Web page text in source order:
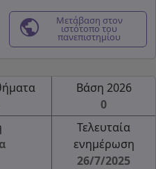
public Μετάβαση στον
ιστότοπο του
πανεπιστημίου
Βάση 2026
0
Τελευταία
ενημέρωση
26/7/2025